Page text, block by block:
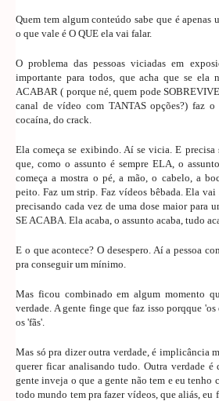
Quem tem algum conteúdo sabe que é apenas
o que vale é O QUE ela vai falar.
O problema das pessoas viciadas em
importante para todos, que acha que se ela
ACABAR ( porque né, quem pode
canal de vídeo com TANTAS opções?) faz
cocaína, do crack.
Ela começa se exibindo. Aí se vicia. E precisa
que, como o assunto é sempre ELA, o
começa a mostra o pé, a mão, o cabelo, a
peito. Faz um strip. Faz vídeos bêbada. Ela vai
precisando cada vez de uma dose maior para
SE ACABA. Ela acaba, o assunto acaba, tudo
E o que acontece? O desespero. Aí a pessoa
pra conseguir um mínimo.
Mas ficou combinado em algum momento
verdade. A gente finge que faz isso porqque 'os
os 'fãs'.
Mas só pra dizer outra verdade, é implicância
querer ficar analisando tudo. Outra verdade
gente inveja o que a gente não tem e eu tenho
todo mundo tem pra fazer vídeos, que aliás, eu